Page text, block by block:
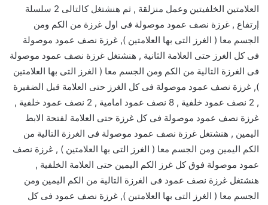
العلامتين الخلفيتين وعمل منزلقة , ثم هنشتغل كالتالى 2 سلسلة
إرتفاع , غرزة نصف عمود موصولة فى اول غرزة من الكم ومن
الجسم معا ( الغرز التى بها العلامتين ), غرزة نصف عمود موصولة
فى كل الغرز حتى العلامة الثانية , هنشتغل غرزة نصف عمود موصولة
فى الغرزة التالية من الكم ومن الجسم معا ( الغرز التى بها العلامتين
), غرزة نصف عمود موصولة فى كل الغرز حتى العلامة قبل الضفيرة
, 2 نصف عمود خلفية , 8 نصف عمود امامية , 2 نصف عمود خلفية ,
غرزة نصف عمود موصولة فى كل غرزة حتى العلامة لفتحة الابط
اليمين , هنشتغل غرزة نصف عمود موصولة فى الغرزة التالية من
الكم اليمين ومن الجسم معا ( الغرز التى بها العلامتين ) , غرزة نصف
عمود موصولة فوق كل غرز الكم اليمين حتى العلامة الخلفية ,
هنشتغل غرزة نصف عمود فى الغرزة التالية من الكم اليمين ومن
الجسم معا ( الغرز التى بها العلامتين ), غرزة نصف عمود فى كل